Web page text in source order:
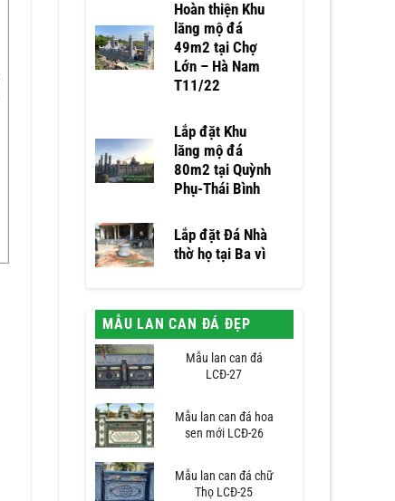
Hoàn thiện Khu
lăng mộ đá
49m2 tại Chợ
Lớn – Hà Nam
T11/22
Lắp đặt Khu
lăng mộ đá
80m2 tại Quỳnh
Phụ-Thái Bình
Lắp đặt Đá Nhà
thờ họ tại Ba vì
MẪU LAN CAN ĐÁ ĐẸP
Mẫu lan can đá
LCĐ-27
Mẫu lan can đá hoa
sen mới LCĐ-26
Mẫu lan can đá chữ
Thọ LCĐ-25